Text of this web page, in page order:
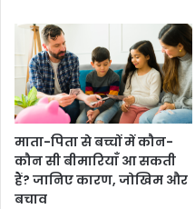
माता-पिता से बच्चों में कौन-
कौन सी बीमारियाँ आ सकती
हैं? जानिए कारण, जोखिम और
बचाव